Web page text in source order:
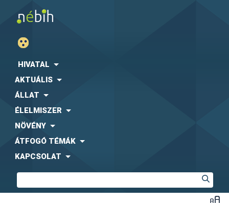
HIVATAL
AKTUÁLIS
ÁLLAT
ÉLELMISZER
NÖVÉNY
ÁTFOGÓ TÉMÁK
KAPCSOLAT